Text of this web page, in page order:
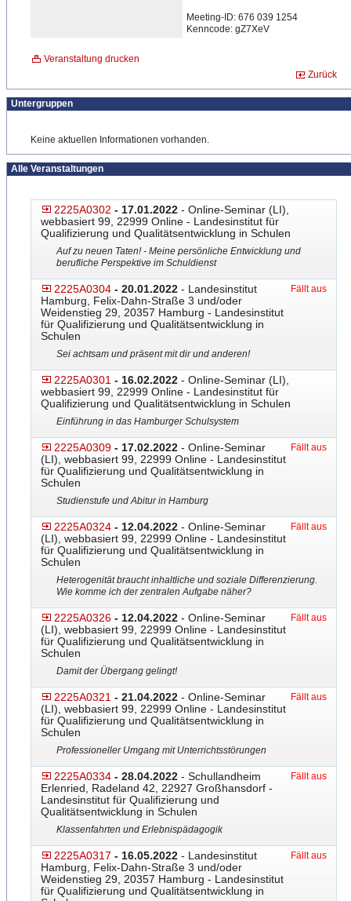
Meeting-ID: 676 039 1254
Kenncode: gZ7XeV
Veranstaltung drucken
Zurück
Untergruppen
Keine aktuellen Informationen vorhanden.
Alle Veranstaltungen
2225A0302 - 17.01.2022 - Online-Seminar (LI),
webbasiert 99, 22999 Online - Landesinstitut für
Qualifizierung und Qualitätsentwicklung in Schulen
Auf zu neuen Taten! - Meine persönliche Entwicklung und
berufliche Perspektive im Schuldienst
2225A0304 - 20.01.2022 - Landesinstitut
Hamburg, Felix-Dahn-Straße 3 und/oder
Weidenstieg 29, 20357 Hamburg - Landesinstitut
für Qualifizierung und Qualitätsentwicklung in
Schulen
Fällt aus
Sei achtsam und präsent mit dir und anderen!
2225A0301 - 16.02.2022 - Online-Seminar (LI),
webbasiert 99, 22999 Online - Landesinstitut für
Qualifizierung und Qualitätsentwicklung in Schulen
Einführung in das Hamburger Schulsystem
2225A0309 - 17.02.2022 - Online-Seminar
(LI), webbasiert 99, 22999 Online - Landesinstitut
für Qualifizierung und Qualitätsentwicklung in
Schulen
Fällt aus
Studienstufe und Abitur in Hamburg
2225A0324 - 12.04.2022 - Online-Seminar
(LI), webbasiert 99, 22999 Online - Landesinstitut
für Qualifizierung und Qualitätsentwicklung in
Schulen
Fällt aus
Heterogenität braucht inhaltliche und soziale Differenzierung.
Wie komme ich der zentralen Aufgabe näher?
2225A0326 - 12.04.2022 - Online-Seminar
(LI), webbasiert 99, 22999 Online - Landesinstitut
für Qualifizierung und Qualitätsentwicklung in
Schulen
Fällt aus
Damit der Übergang gelingt!
2225A0321 - 21.04.2022 - Online-Seminar
(LI), webbasiert 99, 22999 Online - Landesinstitut
für Qualifizierung und Qualitätsentwicklung in
Schulen
Fällt aus
Professioneller Umgang mit Unterrichtsstörungen
2225A0334 - 28.04.2022 - Schullandheim
Erlenried, Radeland 42, 22927 Großhansdorf -
Landesinstitut für Qualifizierung und
Qualitätsentwicklung in Schulen
Fällt aus
Klassenfahrten und Erlebnispädagogik
2225A0317 - 16.05.2022 - Landesinstitut
Hamburg, Felix-Dahn-Straße 3 und/oder
Weidenstieg 29, 20357 Hamburg - Landesinstitut
für Qualifizierung und Qualitätsentwicklung in
Fällt aus